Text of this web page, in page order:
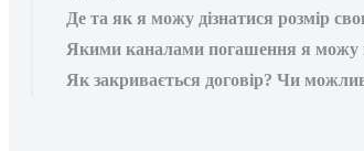
Де та як я можу дізнатися розмір
Якими каналами погашення я можу
Як закривається договір? Чи